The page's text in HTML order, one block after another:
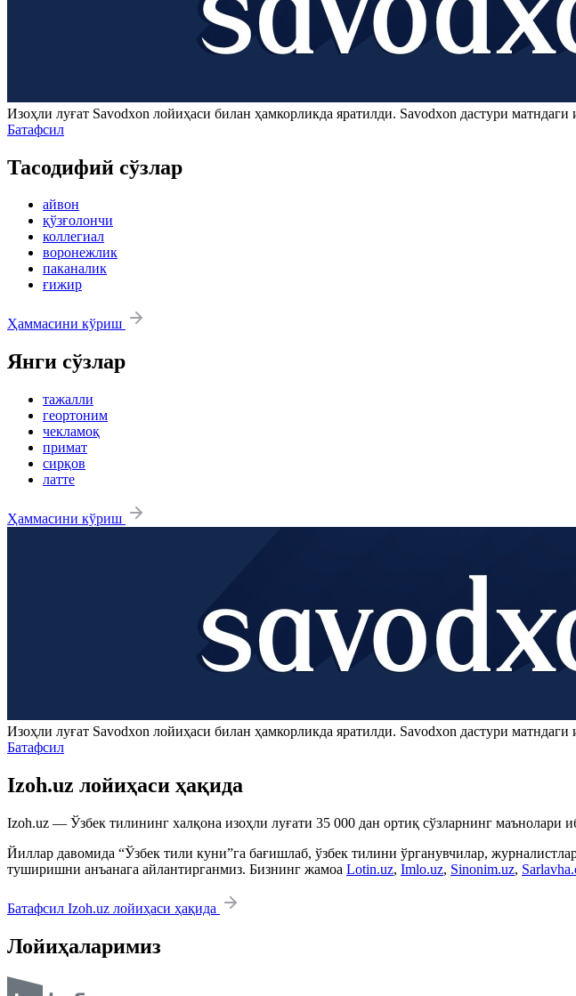
Изоҳли луғат Savodxon лойиҳаси билан ҳамкорликда яратилди. Savodxon дастури
Батафсил
Тасодифий сўзлар
айвон
қўзғолончи
коллегиал
воронежлик
паканалик
ғижир
Ҳаммасини кўриш
Янги сўзлар
тажалли
геортоним
чекламоқ
примат
сирқов
латте
Ҳаммасини кўриш
Изоҳли луғат Savodxon лойиҳаси билан ҳамкорликда яратилди. Savodxon дастури
Батафсил
Izoh.uz лойиҳаси ҳақида
Izoh.uz — Ўзбек тилининг халқона изоҳли луғати 35 000 дан ортиқ сўзларнинг маънолари
Йиллар давомида “Ўзбек тили куни”га бағишлаб, ўзбек тилини ўрганувчилар,
туширишни анъанага айлантирганмиз. Бизнинг жамоа Lotin.uz, Imlo.uz, Sinonim.uz,
Батафсил Izoh.uz лойиҳаси ҳақида
Лойиҳаларимиз